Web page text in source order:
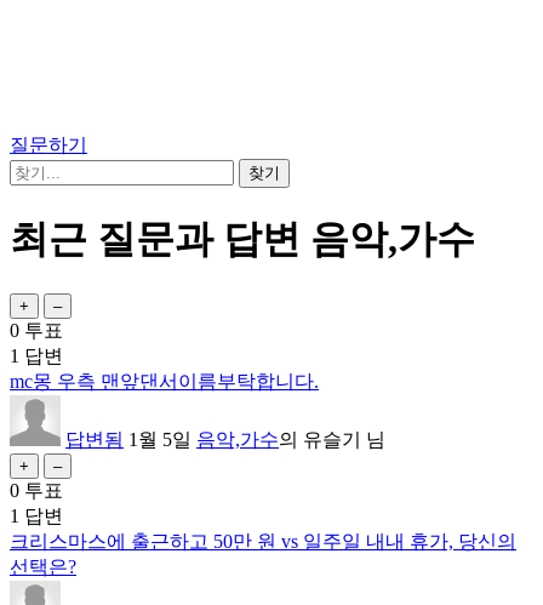
질문하기
최근 질문과 답변 음악,가수
0 투표
1 답변
mc몽 우측 맨앞댄서이름부탁합니다.
답변됨 1월 5일 음악,가수의 유슬기 님
0 투표
1 답변
크리스마스에 출근하고 50만 원 vs 일주일 내내 휴가, 당신의
선택은?